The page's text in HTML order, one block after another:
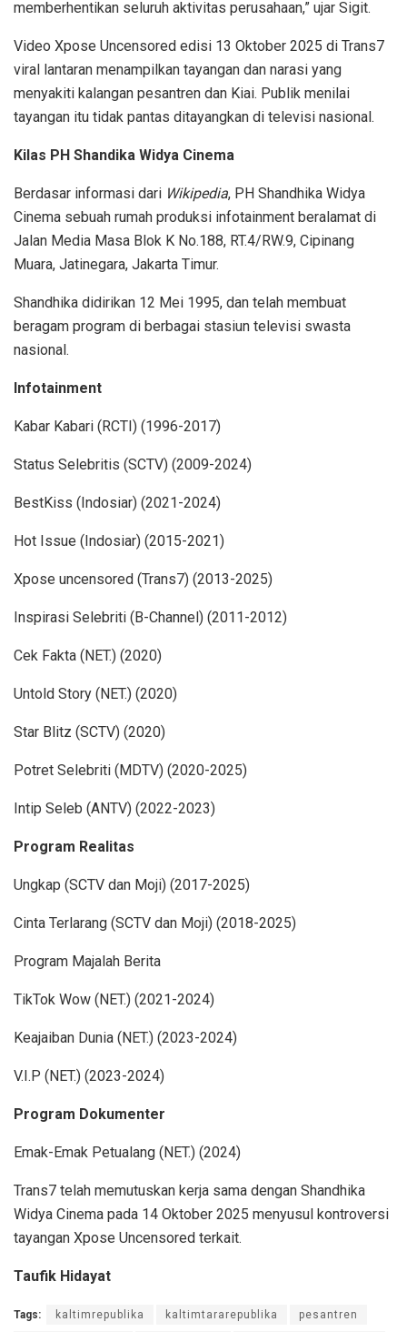
memberhentikan seluruh aktivitas perusahaan,” ujar Sigit.
Video Xpose Uncensored edisi 13 Oktober 2025 di Trans7
viral lantaran menampilkan tayangan dan narasi yang
menyakiti kalangan pesantren dan Kiai. Publik menilai
tayangan itu tidak pantas ditayangkan di televisi nasional.
Kilas PH Shandika Widya Cinema
Berdasar informasi dari Wikipedia, PH Shandhika Widya
Cinema sebuah rumah produksi infotainment beralamat di
Jalan Media Masa Blok K No.188, RT.4/RW.9, Cipinang
Muara, Jatinegara, Jakarta Timur.
Shandhika didirikan 12 Mei 1995, dan telah membuat
beragam program di berbagai stasiun televisi swasta
nasional.
Infotainment
Kabar Kabari (RCTI) (1996-2017)
Status Selebritis (SCTV) (2009-2024)
BestKiss (Indosiar) (2021-2024)
Hot Issue (Indosiar) (2015-2021)
Xpose uncensored (Trans7) (2013-2025)
Inspirasi Selebriti (B-Channel) (2011-2012)
Cek Fakta (NET.) (2020)
Untold Story (NET.) (2020)
Star Blitz (SCTV) (2020)
Potret Selebriti (MDTV) (2020-2025)
Intip Seleb (ANTV) (2022-2023)
Program Realitas
Ungkap (SCTV dan Moji) (2017-2025)
Cinta Terlarang (SCTV dan Moji) (2018-2025)
Program Majalah Berita
TikTok Wow (NET.) (2021-2024)
Keajaiban Dunia (NET.) (2023-2024)
V.I.P (NET.) (2023-2024)
Program Dokumenter
Emak-Emak Petualang (NET.) (2024)
Trans7 telah memutuskan kerja sama dengan Shandhika
Widya Cinema pada 14 Oktober 2025 menyusul kontroversi
tayangan Xpose Uncensored terkait.
Taufik Hidayat
Tags: kaltimrepublika kaltimtararepublika pesantren